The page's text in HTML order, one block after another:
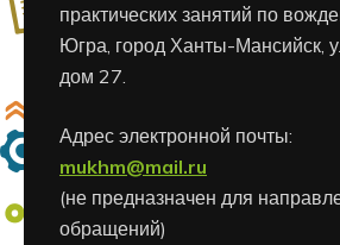
практических занятий по
Югра, город Ханты-Мансийск,
дом 27.
Адрес электронной почты:
mukhm@mail.ru
(не предназначен для
обращений)